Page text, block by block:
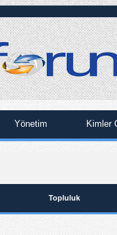
Yönetim Kimler
Topluluk